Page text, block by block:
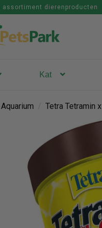
assortiment dierenproducten
Kat
Aquarium Tetra Tetramin